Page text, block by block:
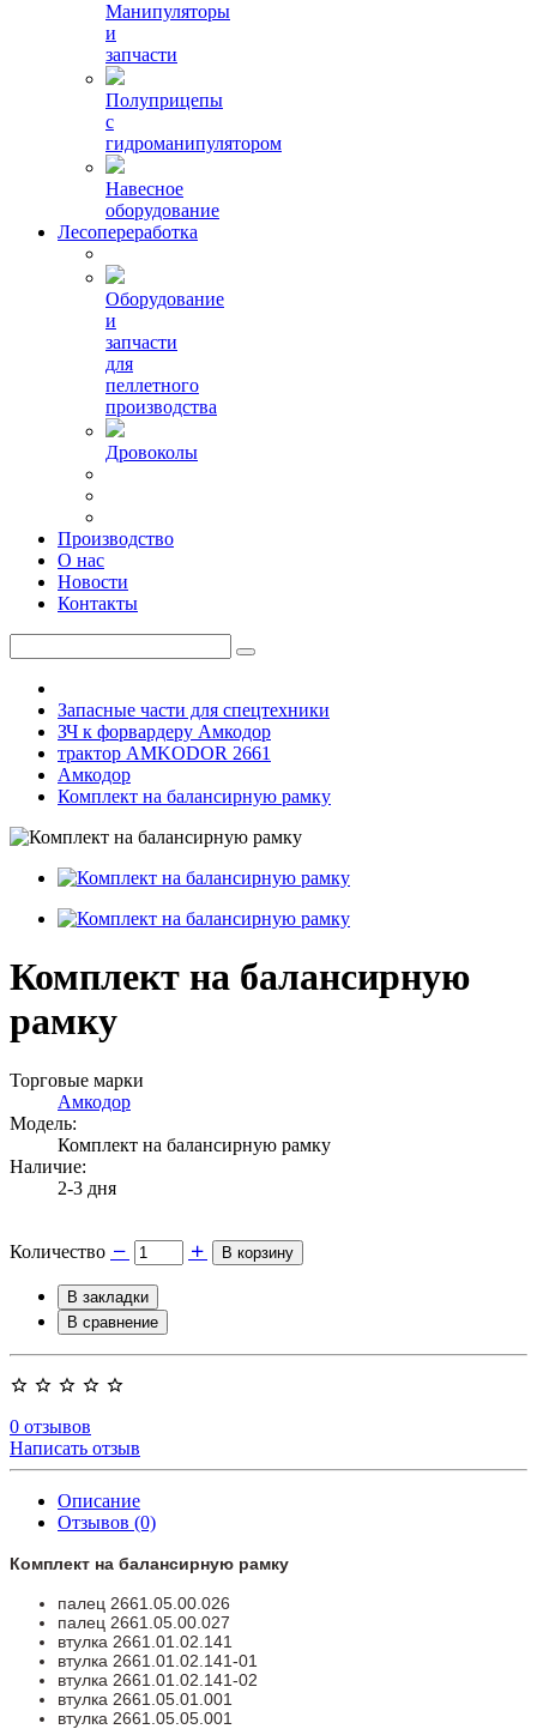
Манипуляторы
и
запчасти
Полуприцепы
с
гидроманипулятором
Навесное
оборудование
Лесопереработка
Оборудование
и
запчасти
для
пеллетного
производства
Дровоколы
Производство
О нас
Новости
Контакты
Запасные части для спецтехники
ЗЧ к форвардеру Амкодор
трактор AMKODOR 2661
Амкодор
Комплект на балансирную рамку
Комплект на балансирную
рамку
Торговые марки
Амкодор
Модель:
Комплект на балансирную рамку
Наличие:
2-3 дня
Количество В корзину
В закладки
В сравнение
0 отзывов
Написать отзыв
Описание
Отзывов (0)
Комплект на балансирную рамку
палец 2661.05.00.026
палец 2661.05.00.027
втулка 2661.01.02.141
втулка 2661.01.02.141-01
втулка 2661.01.02.141-02
втулка 2661.05.01.001
втулка 2661.05.05.001